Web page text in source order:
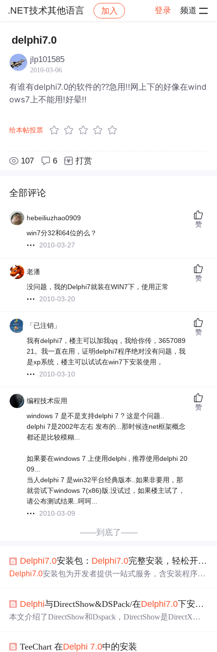
.NET技术其他语言 加入 登录 频道
社区 .NET技术其他语言
delphi7.0
jlp101585
2010-03-06
有谁有delphi7.0的软件的??急用!!网上下的好像在wind
ows7上不能用!好晕!!
给本帖投票
107 6 打赏
全部评论
hebeiliuzhao0909
win7分32和64位的么？
2010-03-27
赞
老潘
没问题，我的Delphi7就装在WIN7下，使用正常
2010-03-20
赞
「已注销」
我有delphi7，楼主可以加我qq，我给你传，3657089
21。我一直在用，证明delphi7程序绝对没有问题，我
是xp系统，楼主可以试试在win7下安装使用，
2010-03-10
赞
编程技术应用
windows 7 是不是支持delphi 7 ? 这是个问题..
delphi 7是2002年左右 发布的...那时候连net框架概念
都还是比较模糊...
如果要在windows 7 上使用delphi , 推荐使用delphi 20
09...
当人delphi 7 是win32平台经典版本..如果非要用，那
就尝试下windows 7(x86)版.没试过，如果楼主试了，
请公布测试结果..呵呵...
2010-03-09
赞
——到底了——
Delphi7.0安装包： Delphi7.0完整安装，轻松开发利器
Delphi7.0安装包为开发者提供一站式服务，含安装程序、
据库等应用开发，安装简便，适合学习研究。
Delphi与DirectShow&DSPack/在Delphi7.0下安装DSPack
本文介绍了DirectShow和Dspack，DirectShow是DirectX成
路径、编译DirectX 9包、编译DSPack包以及编译并安装设
TeeChart 在Delphi 7.0中的安装